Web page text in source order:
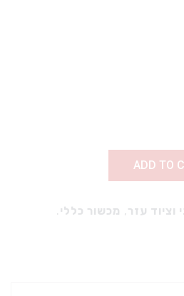
ADD TO
וציוד עזר, מכשור כללי .